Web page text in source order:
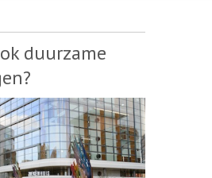
duurzame